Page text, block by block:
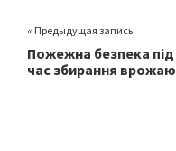
« Предыдущая запись
Пожежна безпека під
час збирання врожаю